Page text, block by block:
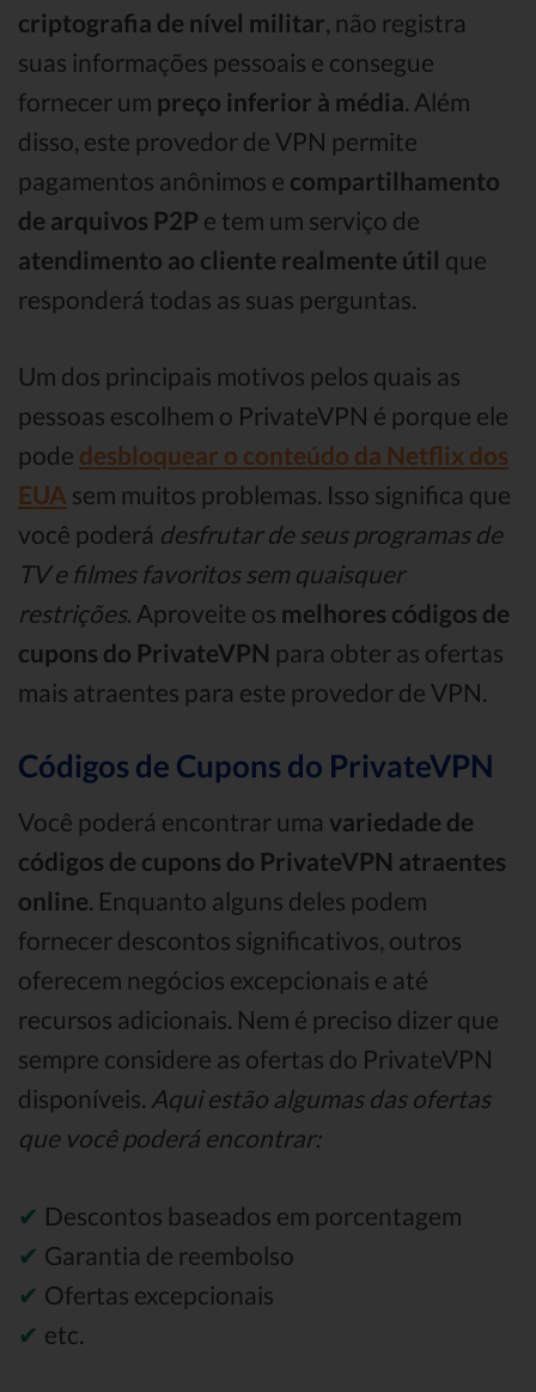
criptografia de nível militar, não registra
suas informações pessoais e consegue
fornecer um preço inferior à média. Além
disso, este provedor de VPN permite
pagamentos anônimos e compartilhamento
de arquivos P2P e tem um serviço de
atendimento ao cliente realmente útil que
responderá todas as suas perguntas.
Um dos principais motivos pelos quais as
pessoas escolhem o PrivateVPN é porque ele
pode desbloquear o conteúdo da Netflix dos
EUA sem muitos problemas. Isso significa que
você poderá desfrutar de seus programas de
TV e filmes favoritos sem quaisquer
restrições. Aproveite os melhores códigos de
cupons do PrivateVPN para obter as ofertas
mais atraentes para este provedor de VPN.
Códigos de Cupons do PrivateVPN
Você poderá encontrar uma variedade de
códigos de cupons do PrivateVPN atraentes
online. Enquanto alguns deles podem
fornecer descontos significativos, outros
oferecem negócios excepcionais e até
recursos adicionais. Nem é preciso dizer que
sempre considere as ofertas do PrivateVPN
disponíveis. Aqui estão algumas das ofertas
que você poderá encontrar:
✔ Descontos baseados em porcentagem
✔ Garantia de reembolso
✔ Ofertas excepcionais
✔ etc.